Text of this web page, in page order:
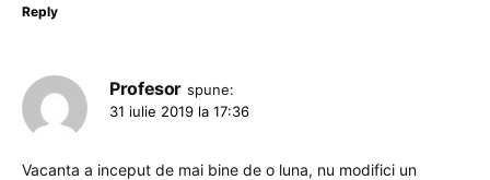
Reply
Profesor spune:
31 iulie 2019 la 17:36
Vacanta a inceput de mai bine de o luna, nu modifici un